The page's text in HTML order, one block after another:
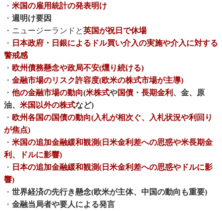
・ 米国の雇用統計の発表明け
・ 週明け要因
・ニュージーランドと英国が祝日で休場
・ 日本政府・日銀によるドル買い介入の実施や介入に対する
警戒感
・ 欧州債務懸念や政局不安(燻り続ける)
・ 金融市場のリスク許容度(欧米の株式市場が主導)
・ 他の金融市場の動向(米株式や国債・ 長期金利 、金、原
油、 米国以外の株式など)
・ 欧州各国の国債の動向(入札が相次ぐ、入札状況や利回り
が焦点)
・ 米国の追加金融緩和観測(日米金利差への思惑や米長期金
利、ドルに影響)
・ 日本の追加金融緩和観測(日米金利差への思惑やドルに影
響)
・ 世界経済の先行き懸念(欧米が主体、中国の動向も重要)
・ 金融当局者や要人による発言